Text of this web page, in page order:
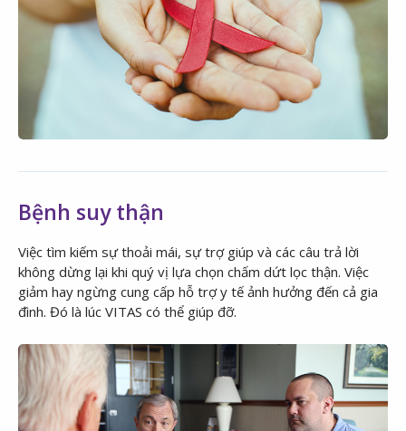
Bệnh suy thận
Việc tìm kiếm sự thoải mái, sự trợ giúp và các câu trả lời
không dừng lại khi quý vị lựa chọn chấm dứt lọc thận. Việc
giảm hay ngừng cung cấp hỗ trợ y tế ảnh hưởng đến cả gia
đình. Đó là lúc VITAS có thể giúp đỡ.